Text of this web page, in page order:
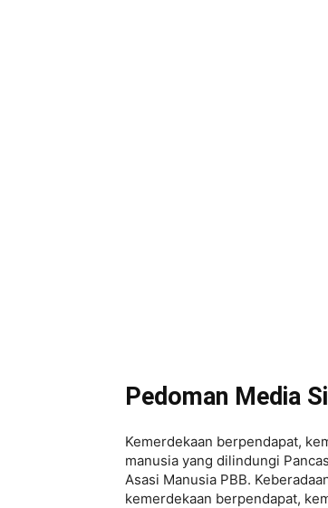
Pedoman Media
Kemerdekaan berpendapat,
manusia yang dilindungi
Asasi Manusia PBB.
kemerdekaan berpendapat,